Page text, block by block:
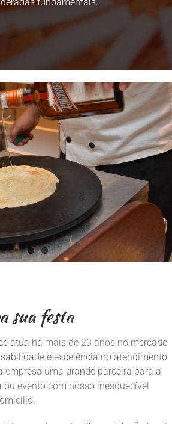
sua festa
atua há mais de 23 anos no mercado
e excelência no atendimento
empresa uma grande parceira para a
evento com nosso inesquecível